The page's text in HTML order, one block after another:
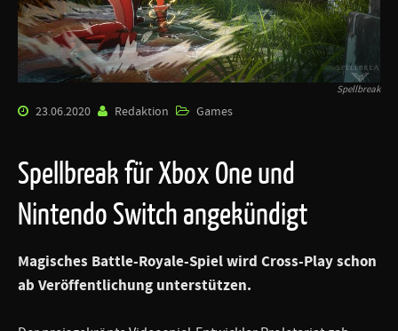
Spellbreak
23.06.2020 Redaktion Games
Spellbreak für Xbox One und
Nintendo Switch angekündigt
Magisches Battle-Royale-Spiel wird Cross-Play schon
ab Veröffentlichung unterstützen.